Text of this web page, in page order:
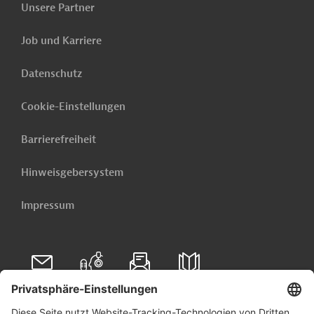
Unsere Partner
Job und Karriere
Datenschutz
Cookie-Einstellungen
Barrierefreiheit
Hinweisgebersystem
Impressum